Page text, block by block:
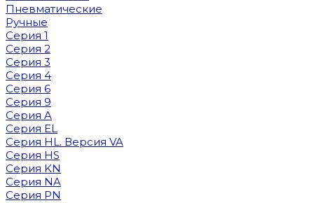
Пневматические
Ручные
Серия 1
Серия 2
Серия 3
Серия 4
Серия 6
Серия 9
Серия A
Серия EL
Серия HL. Версия VA
Серия HS
Серия KN
Серия NA
Серия PN